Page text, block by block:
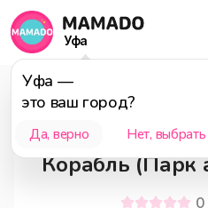
Уфа
Уфа —
это ваш город?
Да, верно Нет,
Нефтекамск
Корабль (Парк
0